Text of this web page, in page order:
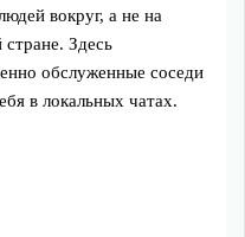
вокруг, а не на
Здесь
обслуженные соседи
в локальных чатах.